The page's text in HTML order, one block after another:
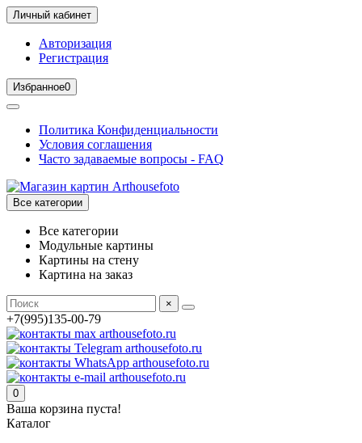
Личный кабинет
Авторизация
Регистрация
Избранное0
Политика Конфиденциальности
Условия соглашения
Часто задаваемые вопросы - FAQ
Все категории
Все категории
Модульные картины
Картины на стену
Картина на заказ
×
+7(995)135-00-79
0
Ваша корзина пуста!
Каталог